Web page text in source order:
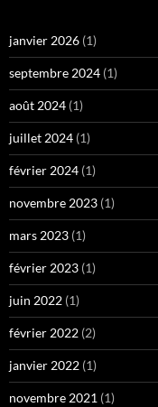
janvier 2026 (1)
septembre 2024 (1)
août 2024 (1)
juillet 2024 (1)
février 2024 (1)
novembre 2023 (1)
mars 2023 (1)
février 2023 (1)
juin 2022 (1)
février 2022 (2)
janvier 2022 (1)
novembre 2021 (1)